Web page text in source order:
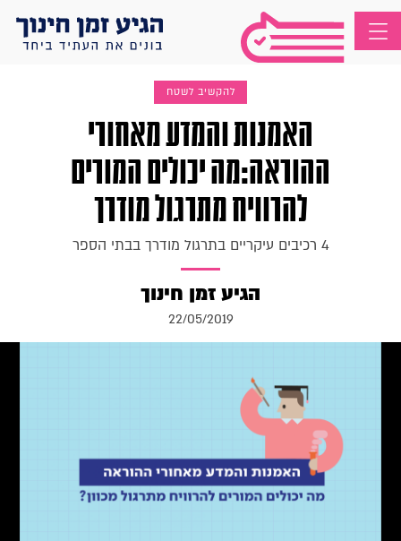
להקשיב לשטח
האמנות והמדע מאחורי
ההוראה:מה יכולים המורים
להרוויח מתרגול מודרך
4 רכיבים עיקריים בתרגול מודרך בבתי הספר
הגיע זמן חינוך
22/05/2019